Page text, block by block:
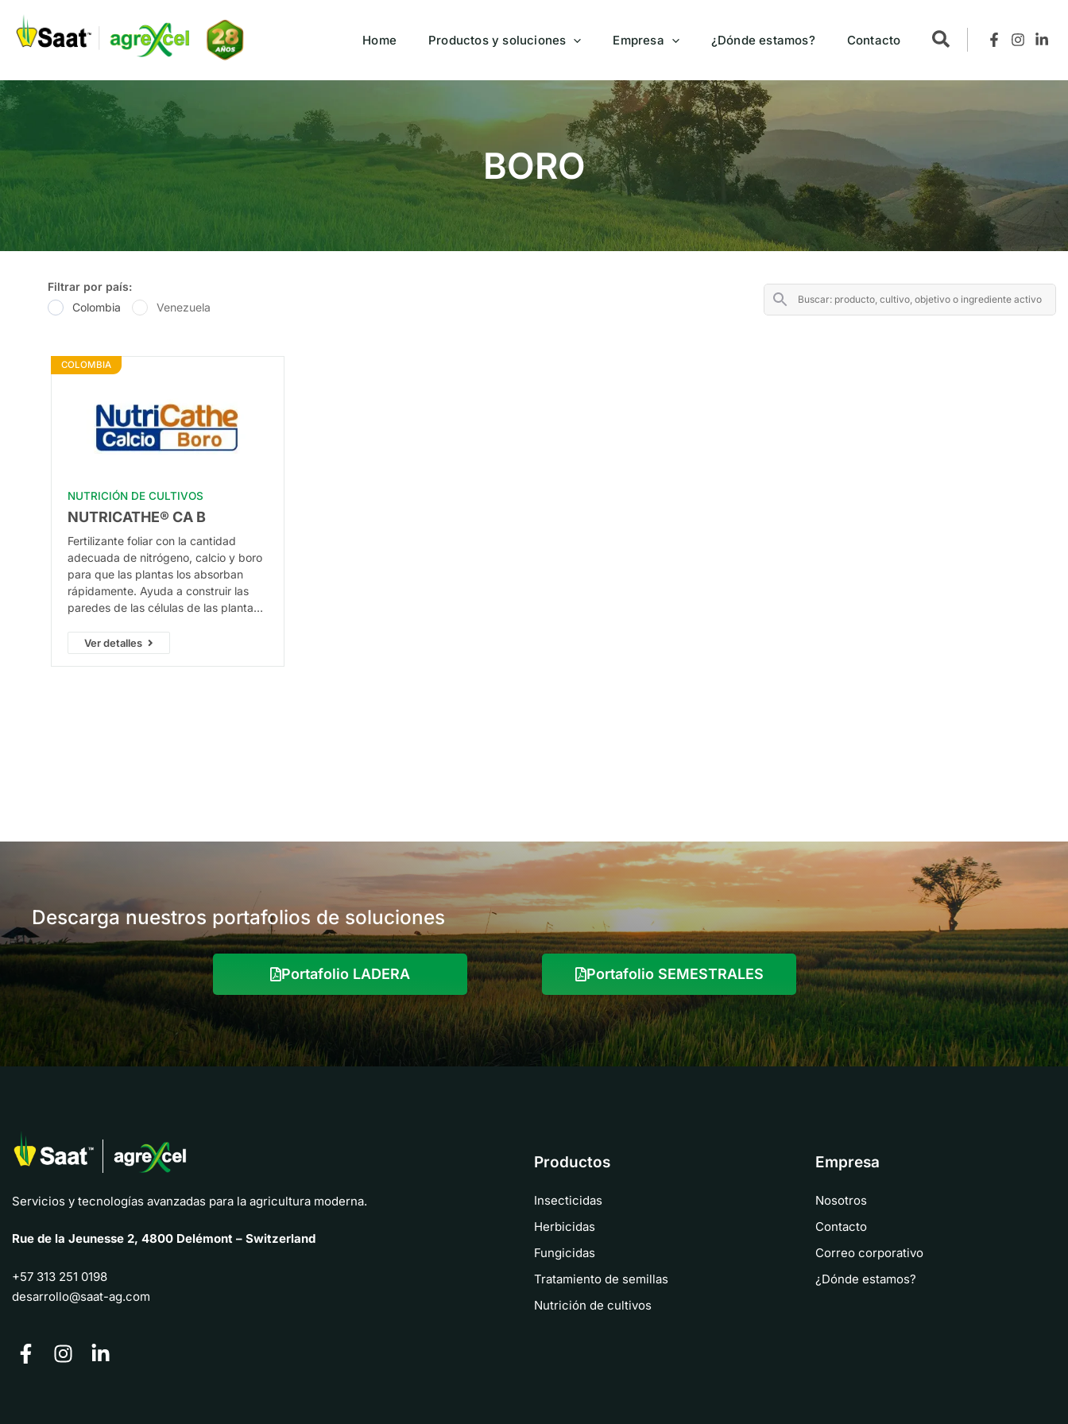
contenido
Home Productos y soluciones Empresa ¿Dónde estamos? Contacto
BORO
Filtrar por país:
Colombia
Venezuela
COLOMBIA
NUTRICIÓN DE CULTIVOS
NUTRICATHE® CA B
Fertilizante foliar con la cantidad
adecuada de nitrógeno, calcio y boro
para que las plantas los absorban
rápidamente. Ayuda a construir las
paredes de las células de las plantas
Con su uso, se mejora la polinización y
se favorece el desarrollo de frutos y
Ver detalles
Descarga nuestros portafolios de soluciones
Portafolio LADERA Portafolio SEMESTRALES
Servicios y tecnologías avanzadas para la agricultura moderna.
Rue de la Jeunesse 2, 4800 Delémont – Switzerland
+57 313 251 0198
desarrollo@saat-ag.com
Productos
Insecticidas
Herbicidas
Fungicidas
Tratamiento de semillas
Nutrición de cultivos
Empresa
Nosotros
Contacto
Correo corporativo
¿Dónde estamos?